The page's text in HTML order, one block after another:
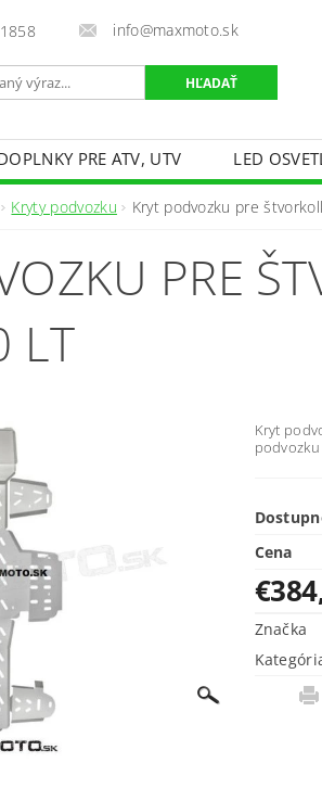
info@maxmoto.sk
PRE ATV, UTV
LED
Kryty podvozku Kryt podvozku pre
PRE
LT
Kryt
Cena
Značka